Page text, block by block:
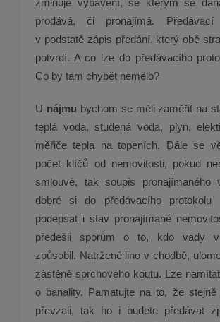
zmiňuje vybavení, se kterým se
prodává, či pronajímá.
v podstatě zápis předání, který obě
potvrdí. A co lze do předávacího
Co by tam chybět nemělo?
U nájmu bychom se měli zaměřit na
teplá voda, studená voda, plyn,
měřiče tepla na topeních. Dále se
počet klíčů od nemovitosti, pokud
smlouvě, tak soupis pronajímaného
dobré si do předávacího protokolu
podepsat i stav pronajímané
předešli sporům o to, kdo vady v
způsobil. Natržené lino v chodbě,
zástěně sprchového koutu. Lze
o banality. Pamatujte na to, že
převzali, tak ho i budete předávat